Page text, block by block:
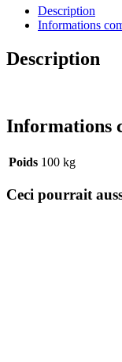
Description
Informations
Description
Informations
Poids 100 kg
Ceci pourrait